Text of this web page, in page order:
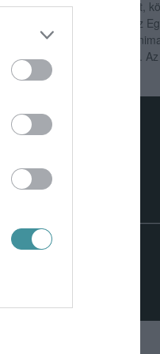
Nagy érdeklődés mellett,
részvételével rendezte az
Sportegyesület az „I.
nevet viselő rendezvényt.